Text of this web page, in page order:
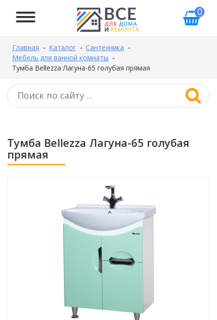
0
Главная Каталог
Сантехника
Мебель для ванной комнаты
Тумба Bellezza Лагуна-65 голубая прямая
Тумба Bellezza Лагуна-65 голубая
прямая